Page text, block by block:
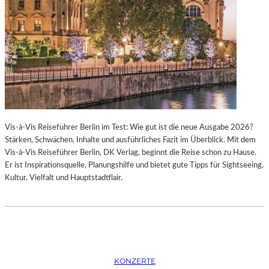
K
T
I
O
N
M
I
T
H
M
B
U
R
O
S
O
P
E
R
I
N
M
Ü
C
H
E
N
P
Vis-à-Vis Reiseführer Berlin im Test: Wie gut ist die neue Ausgabe 2026?
Stärken, Schwächen, Inhalte und ausführliches Fazit im Überblick. Mit dem
Vis-à-Vis Reiseführer Berlin, DK Verlag, beginnt die Reise schon zu Hause.
Er ist Inspirationsquelle, Planungshilfe und bietet gute Tipps für Sightseeing,
Kultur, Vielfalt und Hauptstadtflair.
KONZERTE